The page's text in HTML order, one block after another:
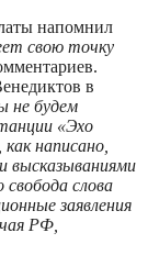
напомнил
свою точку
в
не будем
«Эхо
написано,
высказываниями
слова
заявления
РФ,